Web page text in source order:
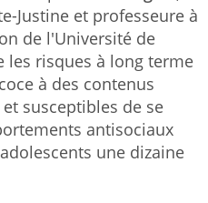
Justine et professeure à
de l'Université de
les risques à long terme
à des contenus
susceptibles de se
antisociaux
une dizaine